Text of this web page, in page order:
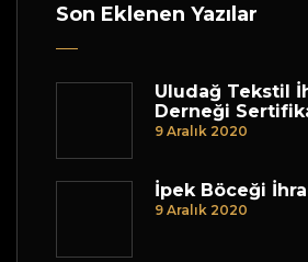
Son Eklenen Yazılar
Uludağ Tekstil
Derneği
9 Aralık 2020
İpek Böceği
9 Aralık 2020